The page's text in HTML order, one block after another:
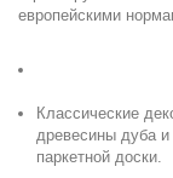
европейскими
Классические
древесины дуба
паркетной доски.